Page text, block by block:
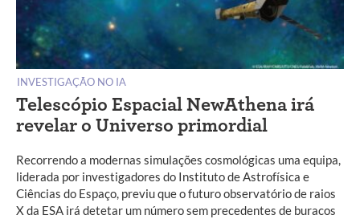
INVESTIGAÇÃO NO IA
Telescópio Espacial NewAthena irá
revelar o Universo primordial
Recorrendo a modernas simulações cosmológicas uma equipa,
liderada por investigadores do Instituto de Astrofísica e
Ciências do Espaço, previu que o futuro observatório de raios
X da ESA irá detetar um número sem precedentes de buracos